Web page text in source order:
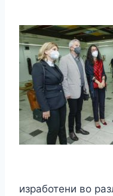
изработени во